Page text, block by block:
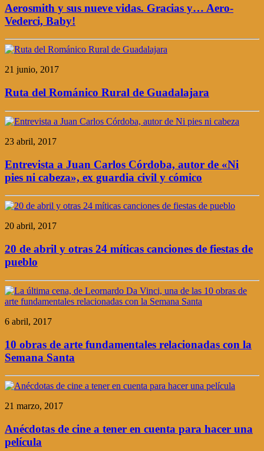
Aerosmith y sus nueve vidas. Gracias y… Aero-
Vederci, Baby!
21 junio, 2017
Ruta del Románico Rural de Guadalajara
23 abril, 2017
Entrevista a Juan Carlos Córdoba, autor de «Ni
pies ni cabeza», ex guardia civil y cómico
20 abril, 2017
20 de abril y otras 24 míticas canciones de fiestas de
pueblo
6 abril, 2017
10 obras de arte fundamentales relacionadas con la
Semana Santa
21 marzo, 2017
Anécdotas de cine a tener en cuenta para hacer una
película